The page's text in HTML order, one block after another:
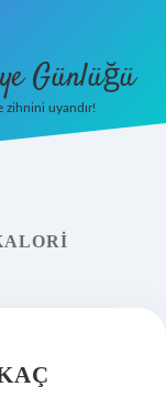
Günlüğü
zihnini uyandır!